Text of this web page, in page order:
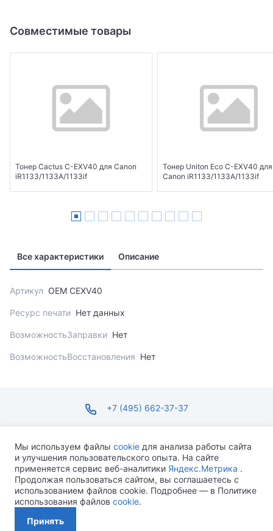
Совместимые товары
Тонер Cactus C-EXV40 для Canon
iR1133/1133A/1133if
Тонер Uniton Eco C-EXV40 для
Canon iR1133/1133A/1133if
Все характеристики Описание
Артикул OEM CEXV40
Ресурс печати Нет данных
ВозможностьЗаправки Нет
ВозможностьВосстановления Нет
+7 (495) 662-37-37
ПН-ПТ С 09:00 ДО 18:00 СБ-ВС ВЫХОДНОЙ
Мы используем файлы cookie для анализа работы сайта
и улучшения пользовательского опыта. На сайте
применяется сервис веб-аналитики Яндекс.Метрика .
Продолжая пользоваться сайтом, вы соглашаетесь с
использованием файлов cookie. Подробнее — в Политике
использования файлов cookie.
Принять